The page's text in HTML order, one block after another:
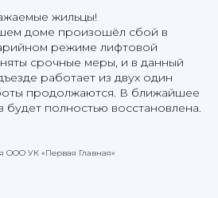
жильцы!
доме произошёл сбой в
режиме лифтовой
срочные меры, и в данный
работает из двух один
продолжаются. В ближайшее
полностью восстановлена.
ООО УК «Первая Главная»